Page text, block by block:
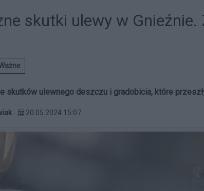
skutki ulewy w Gnieźnie.
skutków ulewnego deszczu i gradobicia, które
20.05.2024 15:07